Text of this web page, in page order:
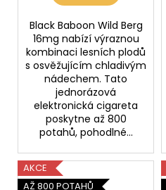
Black Baboon Wild Berg
16mg nabízí výraznou
kombinaci lesních plodů
s osvěžujícím chladivým
nádechem. Tato
jednorázová
elektronická cigareta
poskytne až 800
potahů, pohodlné...
AKCE
AŽ 800 POTAHŮ